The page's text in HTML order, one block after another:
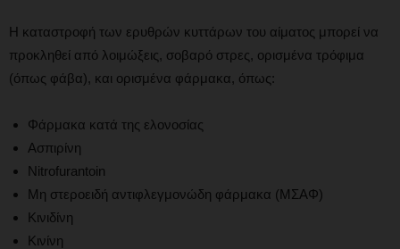
Η καταστροφή των ερυθρών κυττάρων του αίματος μπορεί να
προκληθεί από λοιμώξεις, σοβαρό στρες, ορισμένα τρόφιμα
(όπως φάβα), και ορισμένα φάρμακα, όπως:
Φάρμακα κατά της ελονοσίας
Ασπιρίνη
Nitrofurantoin
Μη στεροειδή αντιφλεγμονώδη φάρμακα (ΜΣΑΦ)
Κινιδίνη
Κινίνη